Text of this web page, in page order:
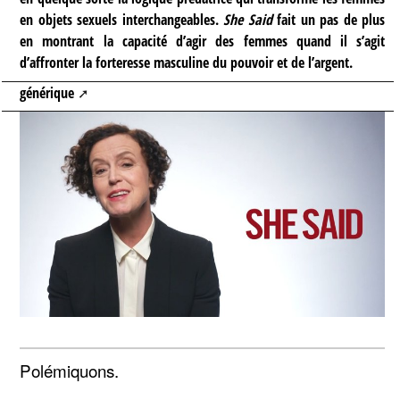
en objets sexuels interchangeables.She Saidfait un pas de plus
en montrant la capacité d’agir des femmes quand il s’agit
d’affronter la forteresse masculine du pouvoir et de l’argent.
générique
Polémiquons.